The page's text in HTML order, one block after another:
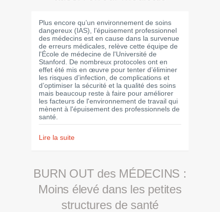
Plus encore qu’un environnement de soins
dangereux (IAS), l’épuisement professionnel
des médecins est en cause dans la survenue
de erreurs médicales, relève cette équipe de
l'École de médecine de l'Université de
Stanford. De nombreux protocoles ont en
effet été mis en œuvre pour tenter d’éliminer
les risques d’infection, de complications et
d’optimiser la sécurité et la qualité des soins
mais beaucoup reste à faire pour améliorer
les facteurs de l'environnement de travail qui
mènent à l'épuisement des professionnels de
santé.
Lire la suite
BURN OUT des MÉDECINS :
Moins élevé dans les petites
structures de santé